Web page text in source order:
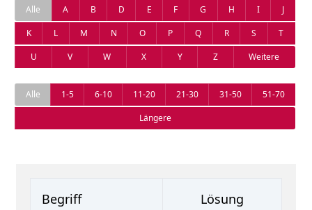
Alle A B D E F G H I
J
K
L M N O P Q R S
T
U
V W X Y Z Weitere
Alle 1-5 6-10 11-20 21-30 31-50
51-70
Längere
Begriff Lösung